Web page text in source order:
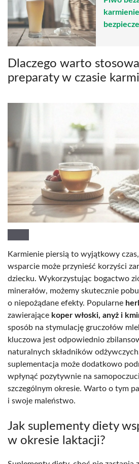
Dlaczego warto
preparaty w czasie
Karmienie piersią to wyjątkowy
wsparcie może przynieść korzyści
dziecku. Wykorzystując bogactwo
minerałów, możemy skutecznie
o niepożądane efekty. Popularne
zawierające koper włoski, anyż i
sposób na stymulację gruczołów
kluczowa jest odpowiednio
naturalnych składników
suplementacja może dodatkowo
wpłynąć pozytywnie na
szczególnym okresie. Warto o tym
i swoje maleństwo.
Jak suplementy diety
w okresie laktacji?